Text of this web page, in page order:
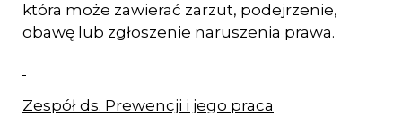
która może zawierać zarzut, podejrzenie,
obawę lub zgłoszenie naruszenia prawa.
Zespół ds. Prewencji i jego praca